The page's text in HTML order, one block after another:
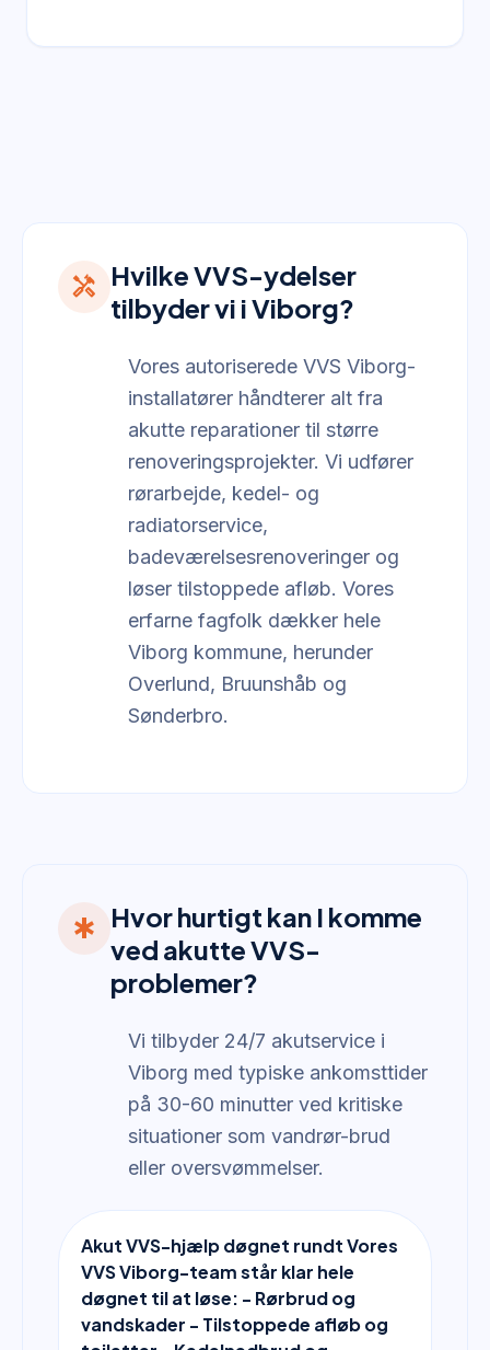
handyman Hvilke VVS-ydelser
tilbyder vi i Viborg?
Vores autoriserede VVS Viborg-
installatører håndterer alt fra
akutte reparationer til større
renoveringsprojekter. Vi udfører
rørarbejde, kedel- og
radiatorservice,
badeværelsesrenoveringer og
løser tilstoppede afløb. Vores
erfarne fagfolk dækker hele
Viborg kommune, herunder
Overlund, Bruunshåb og
Sønderbro.
emergency
Hvor hurtigt kan I komme
ved akutte VVS-
problemer?
Vi tilbyder 24/7 akutservice i
Viborg med typiske ankomsttider
på 30-60 minutter ved kritiske
situationer som vandrør-brud
eller oversvømmelser.
Akut VVS-hjælp døgnet rundt Vores
VVS Viborg-team står klar hele
døgnet til at løse: - Rørbrud og
vandskader - Tilstoppede afløb og